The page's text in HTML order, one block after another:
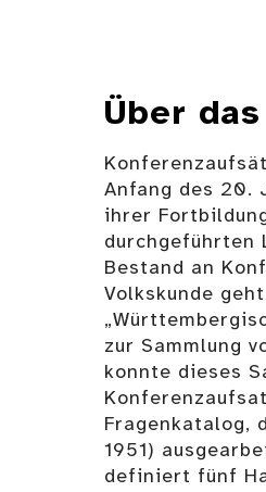
Über
Anfang des 20.
ihrer
durchgeführten
Bestand an
Volkskunde
zur Sammlung
konnte dieses
Fragenkatalog,
1951)
definiert fünf